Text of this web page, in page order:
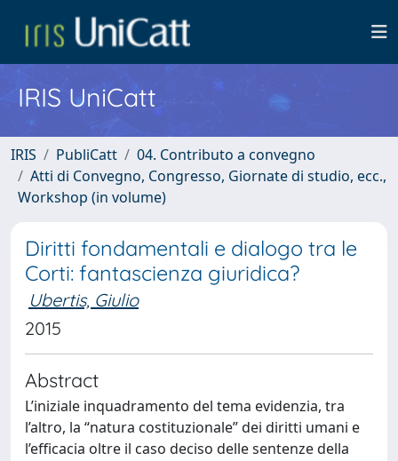
IRIS UniCatt
IRIS PubliCatt
04. Contributo a convegno
Atti di Convegno, Congresso, Giornate di studio, ecc.,
Workshop (in volume)
Diritti fondamentali e dialogo tra le
Corti: fantascienza giuridica?
Ubertis, Giulio
2015
Abstract
L’iniziale inquadramento del tema evidenzia, tra
l’altro, la “natura costituzionale” dei diritti umani e
l’efficacia oltre il caso deciso delle sentenze della